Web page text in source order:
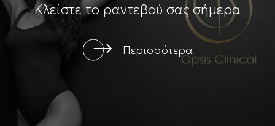
Κλείστε το ραντεβού σας σήμερα
Περισσότερα